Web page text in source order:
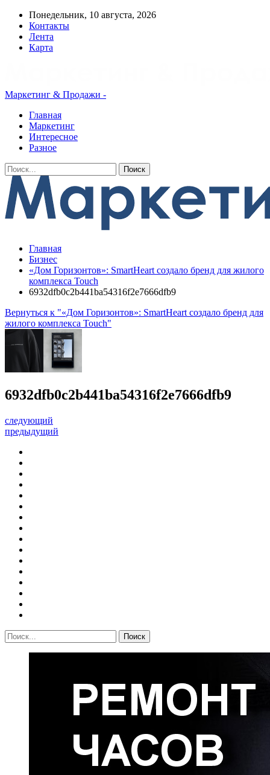
Понедельник, 10 августа, 2026
Контакты
Лента
Карта
Маркетинг & Продажи -
Главная
Маркетинг
Интересное
Разное
Главная
Бизнес
«Дом Горизонтов»: SmartHeart создало бренд для жилого
комплекса Touch
6932dfb0c2b441ba54316f2e7666dfb9
Вернуться к "«Дом Горизонтов»: SmartHeart создало бренд для
жилого комплекса Touch"
6932dfb0c2b441ba54316f2e7666dfb9
следующий
предыдущий